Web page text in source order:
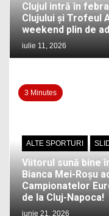
Clujul intră în
Clujului și Trofeul
weekend plin de
iulie 11, 2026
3 Minutes
ALTE SPORTURI
Viitorul sună bine
Bianca Mei-Roșu
Campionatelor
de la Cluj-Napoca!
iunie 21, 2026